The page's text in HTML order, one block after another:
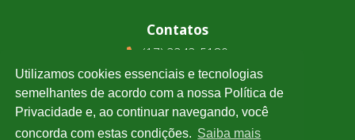
Contatos
(17) 3343-5180
(17) 99123-9831
Cotação
Utilizamos cookies essenciais e tecnologias
semelhantes de acordo com a nossa Política de
Privacidade e, ao continuar navegando, você
concorda com estas condições. Saiba mais